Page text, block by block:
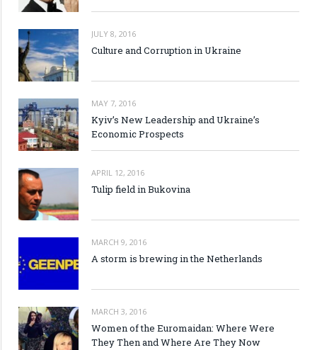
JULY 8, 2016
Culture and Corruption in Ukraine
MAY 7, 2016
Kyiv’s New Leadership and Ukraine’s
Economic Prospects
APRIL 12, 2016
Tulip field in Bukovina
MARCH 9, 2016
A storm is brewing in the Netherlands
MARCH 3, 2016
Women of the Euromaidan: Where Were
They Then and Where Are They Now